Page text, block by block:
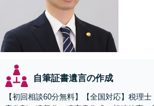
自筆証書遺言の作成
【初回相談60分無料】【全国対応】税理